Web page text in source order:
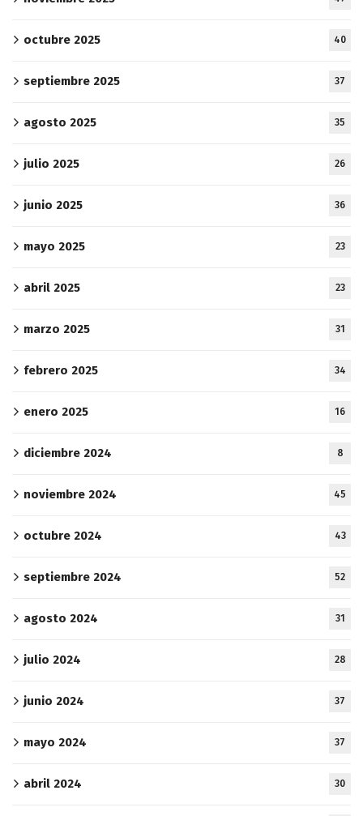
octubre 2025 40
septiembre 2025 37
agosto 2025 35
julio 2025 26
junio 2025 36
mayo 2025 23
abril 2025 23
marzo 2025 31
febrero 2025 34
enero 2025 16
diciembre 2024 8
noviembre 2024 45
octubre 2024 43
septiembre 2024 52
agosto 2024 31
julio 2024 28
junio 2024 37
mayo 2024 37
abril 2024 30